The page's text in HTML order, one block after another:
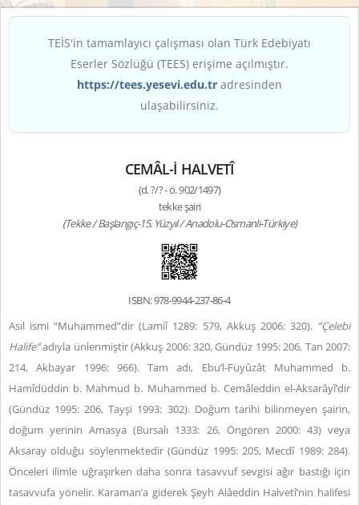
TEİS'in tamamlayıcı çalışması olan Türk Edebiyatı
Eserler Sözlüğü (TEES) erişime açılmıştır.
https://tees.yesevi.edu.tr adresinden
ulaşabilirsiniz.
CEMÂL-İ HALVETÎ
(d. ?/? - ö. 902/1497)
tekke şairi
(Tekke / Başlangıç-15. Yüzyıl / Anadolu-Osmanlı-Türkiye)
ISBN: 978-9944-237-86-4
Asıl ismi “Muhammed”dir (Lamiî 1289: 579, Akkuş 2006: 320). “Çelebi
Halife”adıyla ünlenmiştir (Akkuş 2006: 320, Gündüz 1995: 206, Tan 2007:
214, Akbayar 1996: 966). Tam adı, Ebu’l-Füyûzât Muhammed b.
Hamîdüddin b. Mahmud b. Muhammed b. Cemâleddin el-Aksarâyî’dir
(Gündüz 1995: 206, Tayşi 1993: 302). Doğum tarihi bilinmeyen şairin,
doğum yerinin Amasya (Bursalı 1333: 26, Öngören 2000: 43) veya
Aksaray olduğu söylenmektedir (Gündüz 1995: 205, Mecdî 1989: 284).
Önceleri ilimle uğraşırken daha sonra tasavvuf sevgisi ağır bastığı için
tasavvufa yönelir. Karaman’a giderekŞeyh Alâeddin Halvetî’nin halifesi